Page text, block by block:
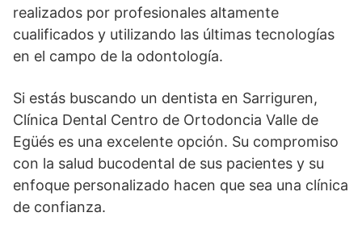
realizados por profesionales altamente
cualificados y utilizando las últimas tecnologías
en el campo de la odontología.
Si estás buscando un dentista en Sarriguren,
Clínica Dental Centro de Ortodoncia Valle de
Egüés es una excelente opción. Su compromiso
con la salud bucodental de sus pacientes y su
enfoque personalizado hacen que sea una clínica
de confianza.